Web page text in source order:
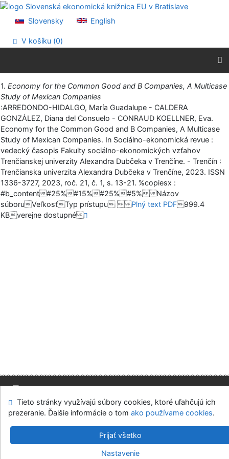
Prejsť na obsah
Prehlásenie o webovej prístupnosti
Slovensky English
V košíku (0)
Vytlačiť
1. Economy for the Common Good and B Companies, A Multicase
Study of Mexican Companies
:ARREDONDO-HIDALGO, María Guadalupe - CALDERA
GONZÁLEZ, Diana del Consuelo - CONRAUD KOELLNER, Eva.
Economy for the Common Good and B Companies, A Multicase
Study of Mexican Companies. In Sociálno-ekonomická revue :
vedecký časopis Fakulty sociálno-ekonomických vzťahov
Trenčianskej univerzity Alexandra Dubčeka v Trenčíne. - Trenčín :
Trenčianska univerzita Alexandra Dubčeka v Trenčíne, 2023. ISSN
1336-3727, 2023, roč. 21, č. 1, s. 13-21. %copiesx :
#b_content#25%#15%#25%#5%Názov
súboruVeľkosťTyp prístupu Plný text PDF 999.4
KBverejne dostupné
Mapa stránok Prístupnosť
Súkromie
Modul OpenSearch
Napíšte nám Nastavenie cookies
Slovenská ekonomická knižnica EU v Bratislave
v.4.8.63a-Cosmotron Slovakia, s.r.o.
Tieto stránky využívajú súbory cookies, ktoré uľahčujú ich
prezeranie. Ďalšie informácie o tom ako používame cookies.
Prijať všetko
Nastavenie